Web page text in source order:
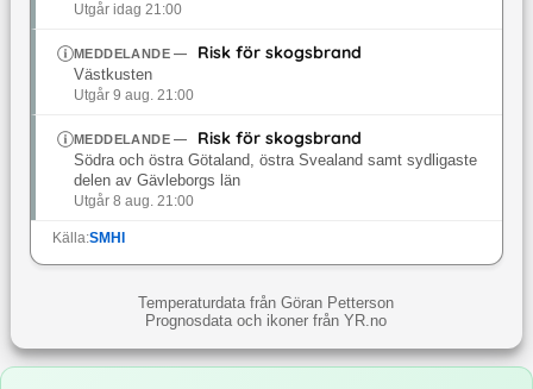
Utgår idag 21:00
MEDDELANDE— Risk för skogsbrand
Västkusten
Utgår 9 aug. 21:00
MEDDELANDE— Risk för skogsbrand
Södra och östra Götaland, östra Svealand samt sydligaste
delen av Gävleborgs län
Utgår 8 aug. 21:00
Källa:SMHI
Temperaturdata från Göran Petterson
Prognosdata och ikoner från YR.no